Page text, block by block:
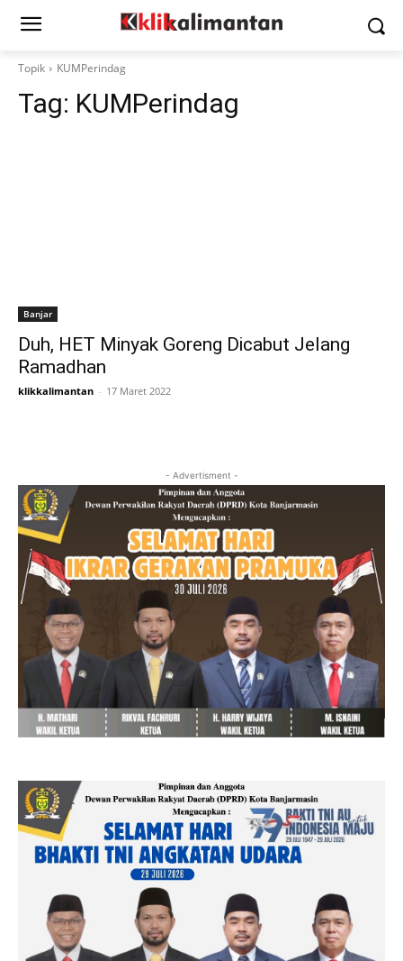
Topik KUMPerindag
Tag: KUMPerindag
Banjar
Duh, HET Minyak Goreng Dicabut Jelang
Ramadhan
klikkalimantan - 17 Maret 2022
- Advertisment -